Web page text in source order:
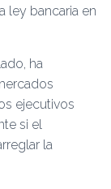
ley bancaria en
ha
ejecutivos
si el
la